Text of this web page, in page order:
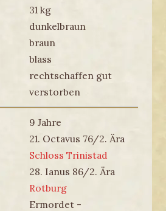
31 kg
dunkelbraun
braun
blass
rechtschaffen gut
verstorben
9 Jahre
21. Octavus 76/2. Ära
Schloss Trinistad
28. Ianus 86/2. Ära
Rotburg
Ermordet -